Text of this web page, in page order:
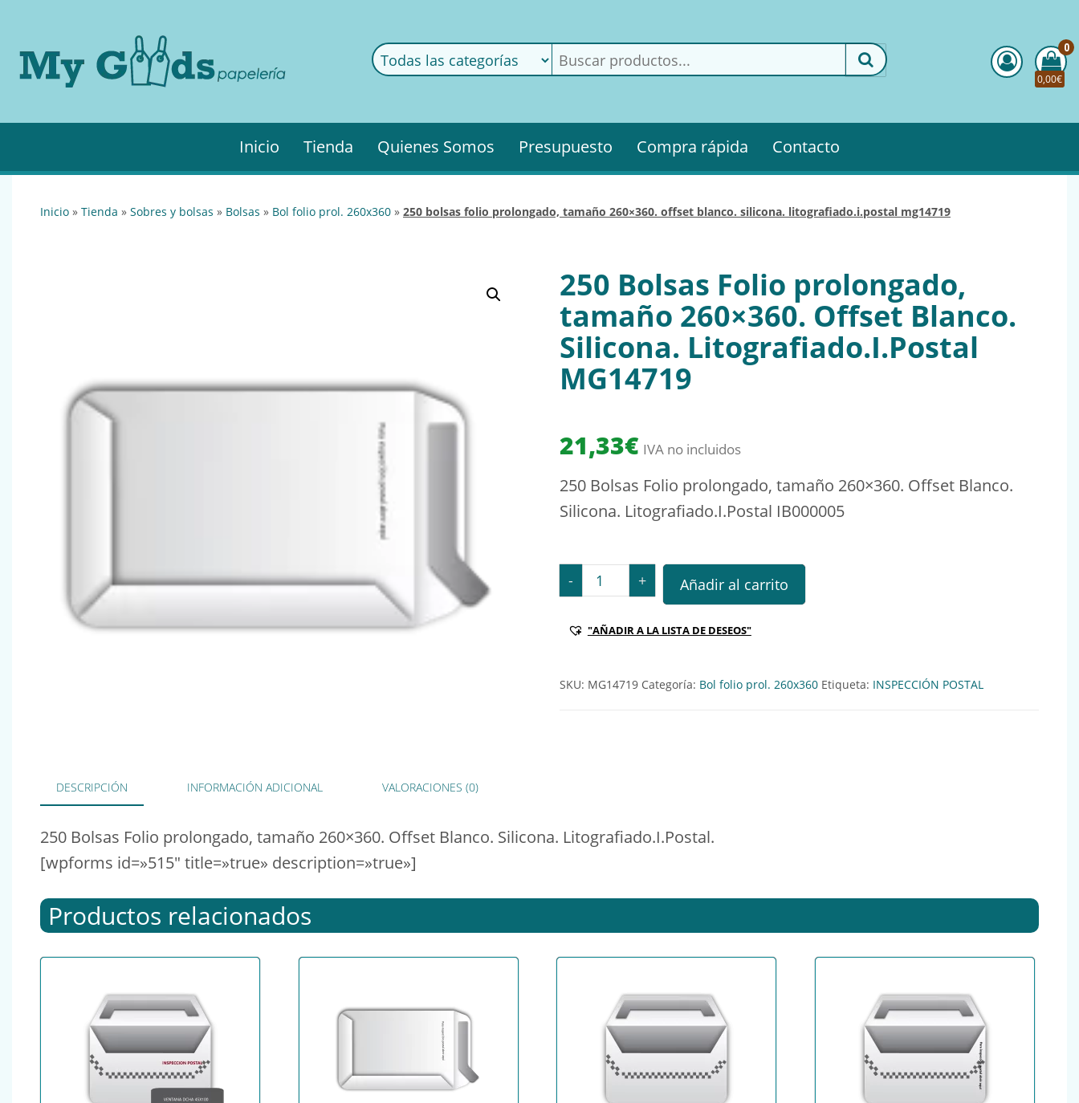
MyGoods
confianza.
Podrás
encontrar
todo lo
para tu
0
0,00€
Inicio Tienda Quienes Somos Presupuesto Compra rápida Contacto
inicio » tienda » sobres y bolsas » bolsas » bol folio prol. 260x360 » 250 bolsas folio prolongado, tamaño 260×360. offset blanco. silicona. litografiado.i.postal mg14719
250 Bolsas Folio prolongado,
tamaño 260×360. Offset Blanco.
Silicona. Litografiado.I.Postal
MG14719
21,33€ IVA no incluidos
250 Bolsas Folio prolongado, tamaño 260×360. Offset Blanco.
Silicona. Litografiado.I.Postal IB000005
- 250 Bolsas Folio prolongado, tamaño 260x360. Offset Blanco. Silicona.
+ Añadir al carrito
"AÑADIR A LA LISTA DE DESEOS"
SKU: MG14719 Categoría: Bol folio prol. 260x360 Etiqueta: INSPECCIÓN POSTAL
DESCRIPCIÓN INFORMACIÓN ADICIONAL VALORACIONES (0)
250 Bolsas Folio prolongado, tamaño 260×360. Offset Blanco. Silicona. Litografiado.I.Postal.
[wpforms id=»515″ title=»true» description=»true»]
Productos relacionados